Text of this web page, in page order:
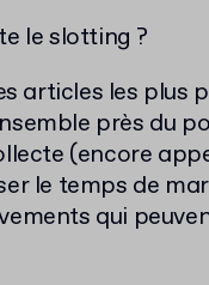
le slotting ?
articles les plus
près du
(encore
le temps de
qui